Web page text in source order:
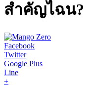
สำคัญไฉน?
Facebook
Twitter
Google Plus
Line
+